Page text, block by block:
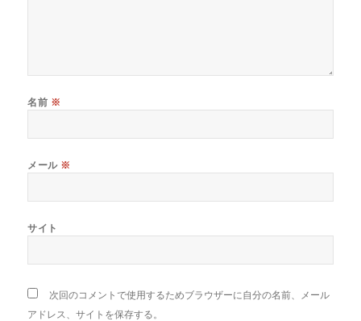
名前 ※
メール ※
サイト
次回のコメントで使用するためブラウザーに自分の名前、メール
アドレス、サイトを保存する。